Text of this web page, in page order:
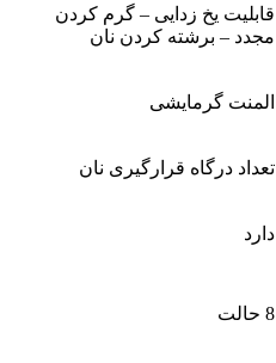
قابلیت یخ زدایی – گرم کردن
مجدد – برشته کردن نان
المنت گرمایشی
تعداد درگاه قرارگیری نان
دارد
8 حالت